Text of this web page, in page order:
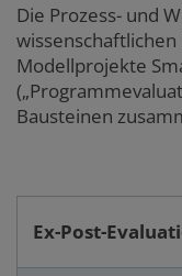
Die Prozess- und
Modellprojekte
Bausteinen
Ex-Post-